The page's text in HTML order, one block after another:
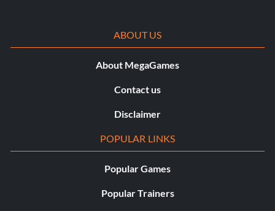
ABOUT US
About MegaGames
Contact us
Disclaimer
POPULAR LINKS
Popular Games
Popular Trainers